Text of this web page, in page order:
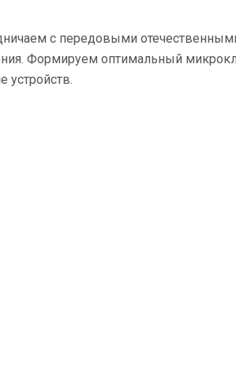
с передовыми
Формируем оптимальный
устройств.